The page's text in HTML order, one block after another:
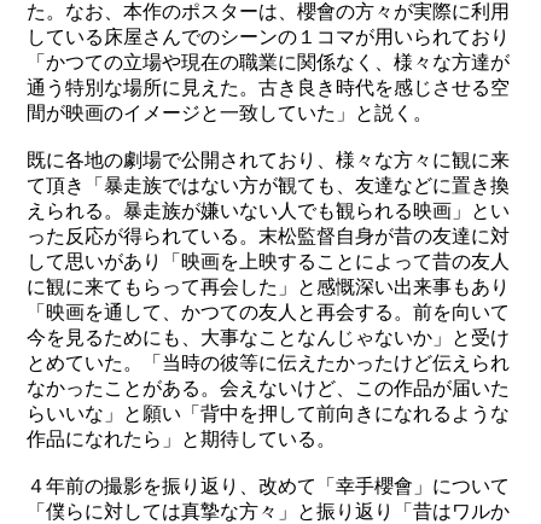
た。なお、本作のポスターは、櫻會の方々が実際に利用
している床屋さんでのシーンの１コマが用いられており
「かつての立場や現在の職業に関係なく、様々な方達が
通う特別な場所に見えた。古き良き時代を感じさせる空
間が映画のイメージと一致していた」と説く。
既に各地の劇場で公開されており、様々な方々に観に来
て頂き「暴走族ではない方が観ても、友達などに置き換
えられる。暴走族が嫌いない人でも観られる映画」とい
った反応が得られている。末松監督自身が昔の友達に対
して思いがあり「映画を上映することによって昔の友人
に観に来てもらって再会した」と感慨深い出来事もあり
「映画を通して、かつての友人と再会する。前を向いて
今を見るためにも、大事なことなんじゃないか」と受け
とめていた。「当時の彼等に伝えたかったけど伝えられ
なかったことがある。会えないけど、この作品が届いた
らいいな」と願い「背中を押して前向きになれるような
作品になれたら」と期待している。
４年前の撮影を振り返り、改めて「幸手櫻會」について
「僕らに対しては真摯な方々」と振り返り「昔はワルか